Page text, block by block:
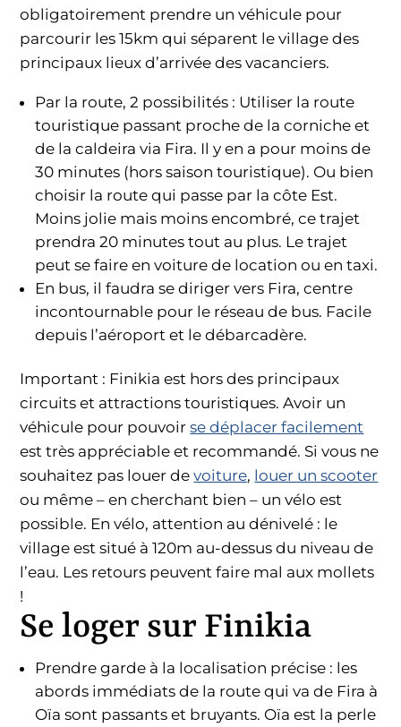
obligatoirement prendre un véhicule pour
parcourir les 15km qui séparent le village des
principaux lieux d’arrivée des vacanciers.
Par la route, 2 possibilités : Utiliser la route
touristique passant proche de la corniche et
de la caldeira via Fira. Il y en a pour moins de
30 minutes (hors saison touristique). Ou bien
choisir la route qui passe par la côte Est.
Moins jolie mais moins encombré, ce trajet
prendra 20 minutes tout au plus. Le trajet
peut se faire en voiture de location ou en taxi.
En bus, il faudra se diriger vers Fira, centre
incontournable pour le réseau de bus. Facile
depuis l’aéroport et le débarcadère.
Important : Finikia est hors des principaux
circuits et attractions touristiques. Avoir un
véhicule pour pouvoirse déplacer facilement
est très appréciable et recommandé. Si vous ne
souhaitez pas louer devoiture, louer un scooter
ou même – en cherchant bien – un vélo est
possible. En vélo, attention au dénivelé : le
village est situé à 120m au-dessus du niveau de
l’eau. Les retours peuvent faire mal aux mollets
!
Se loger sur Finikia
Prendre garde à la localisation précise : les
abords immédiats de la route qui va de Fira à
Oïa sont passants et bruyants. Oïa est la perle